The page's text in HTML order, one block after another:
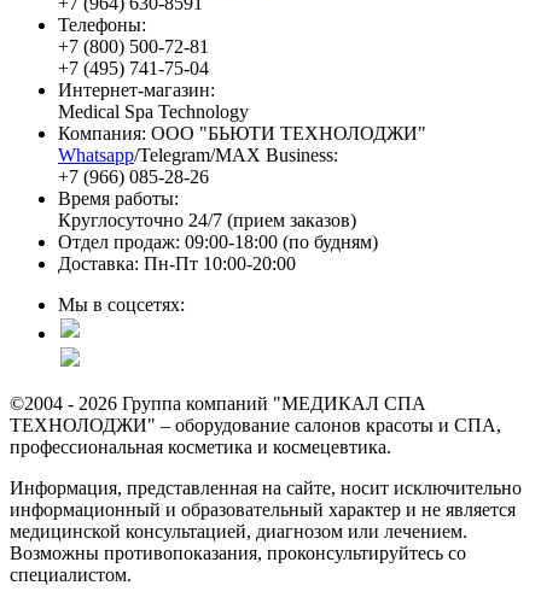
Телефоны:
+7 (800) 500-72-81
+7 (495) 741-75-04
Интернет-магазин:
Medical Spa Technology
Компания: ООО "БЬЮТИ ТЕХНОЛОДЖИ"
Whatsapp/Telegram/MAX Business:
+7 (966) 085-28-26
Время работы:
Круглосуточно 24/7 (прием заказов)
Отдел продаж: 09:00-18:00 (по будням)
Доставка: Пн-Пт 10:00-20:00
Мы в соцсетях:
©2004 - 2026 Группа компаний "МЕДИКАЛ СПА
ТЕХНОЛОДЖИ" – оборудование салонов красоты и СПА,
профессиональная косметика и космецевтика.
Информация, представленная на сайте, носит исключительно
информационный и образовательный характер и не является
медицинской консультацией, диагнозом или лечением.
Возможны противопоказания, проконсультируйтесь со
специалистом.